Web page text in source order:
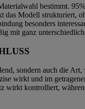
bestimmt.
Modell strukturiert,
besonders
mit ganz
sondern auch die
wirkt und im
wirkt kontrolliert,